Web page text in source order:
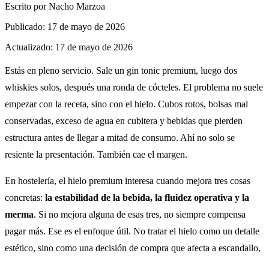
Escrito porNacho Marzoa
Publicado: 17 de mayo de 2026
Actualizado: 17 de mayo de 2026
Estás en pleno servicio. Sale un gin tonic premium, luego dos
whiskies solos, después una ronda de cócteles. El problema no suele
empezar con la receta, sino con el hielo. Cubos rotos, bolsas mal
conservadas, exceso de agua en cubitera y bebidas que pierden
estructura antes de llegar a mitad de consumo. Ahí no solo se
resiente la presentación. También cae el margen.
En hostelería, el hielo premium interesa cuando mejora tres cosas
concretas: la estabilidad de la bebida, la fluidez operativa y la
merma. Si no mejora alguna de esas tres, no siempre compensa
pagar más. Ese es el enfoque útil. No tratar el hielo como un detalle
estético, sino como una decisión de compra que afecta a escandallo,